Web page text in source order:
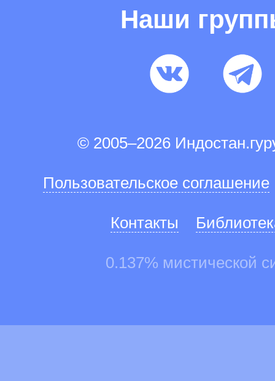
Наши
© 2005–2026
Пользовательское соглашение
Контакты
0.137% мистической